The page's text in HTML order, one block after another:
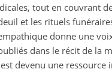
tout en couvrant
et les rituels
donne une
dans le récit de la
devenu une ressource